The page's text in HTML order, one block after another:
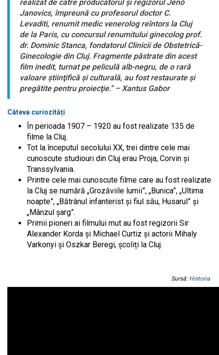
realizat de către producătorul şi regizorul Jenő
Janovics, împreună cu profesorul doctor C.
Levaditi, renumit medic venerolog reîntors la Cluj
de la Paris, cu concursul renumitului ginecolog prof.
dr. Dominic Stanca, fondatorul Clinicii de Obstetrică-
Ginecologie din Cluj. Fragmente păstrate din acest
film inedit, turnat pe peliculă alb-negru, de o rară
valoare ştiinţifică şi culturală, au fost restaurate şi
pregătite pentru proiecţie.” – Xantus Gabor
Câteva curiozități
În perioada 1907 – 1920 au fost realizate 135 de
filme la Cluj.
Tot la începutul secolului XX, trei dintre cele mai
cunoscute studiouri din Cluj erau Proja, Corvin și
Transsylvania.
Printre cele mai cunoscute filme care au fost realizate
la Cluj se numără „Grozăviile lumii”, „Bunica”, „Ultima
noapte”, „Bătrânul infanterist și fiul său, Husarul” și
„Mânzul șarg”.
Primii pioneri ai filmului mut au fost regizorii Sir
Alexander Korda şi Michael Curtiz și actorii Mihaly
Varkonyi şi Oszkar Beregi, școliți la Cluj.
Sursă: Historia